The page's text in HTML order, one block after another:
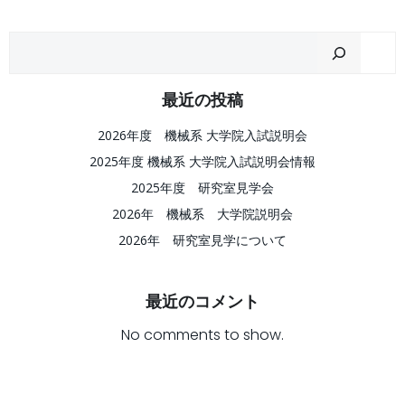
最近の投稿
2026年度 機械系 大学院入試説明会
2025年度 機械系 大学院入試説明会情報
2025年度 研究室見学会
2026年 機械系 大学院説明会
2026年 研究室見学について
最近のコメント
No comments to show.